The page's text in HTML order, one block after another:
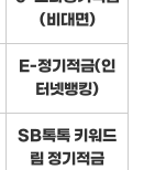
(비대면)
E-정기적금(인
터넷뱅킹)
SB톡톡 키워드
림 정기적금